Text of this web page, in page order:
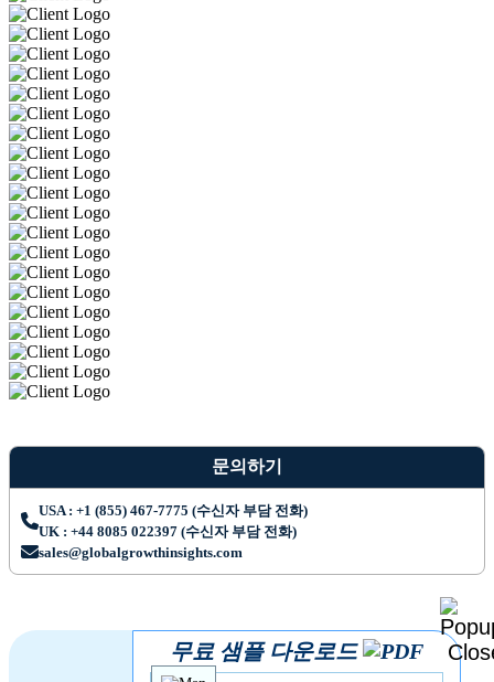
문의하기
USA : +1 (855) 467-7775 (수신자 부담 전화)
UK : +44 8085 022397 (수신자 부담 전화)
sales@globalgrowthinsights.com
무료 샘플 다운로드